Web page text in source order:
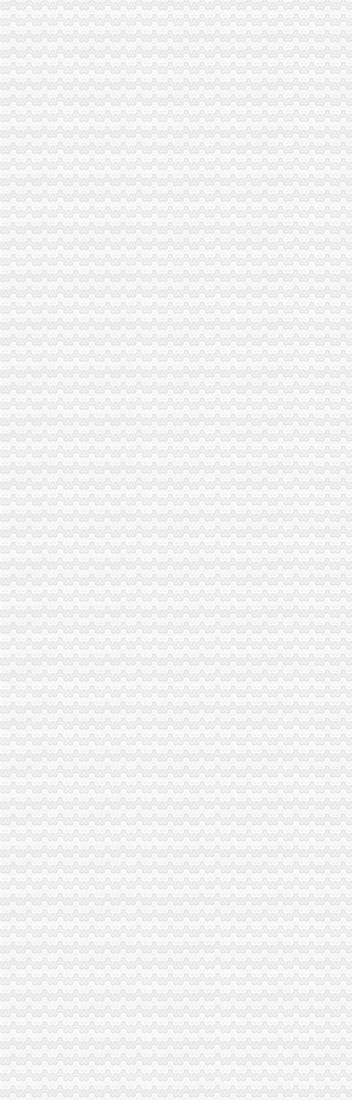
巫山局渝中区代办营业执照四项措施积投入灾自救
永川局渝中区工商代办立足工商职能积投身旱工作
大足局加大监管力度确保市渝中区工商代办场秩序
渝北局四项措施确保旱救灾工作的渝中区代办公司全面胜利
永川工商局渝中区工商代办三措并举着力规范和发展中介机构
市重庆代办营业执照工商局与17家部门和单位联合开展诚信兴商宣咨询活动
江津工商局“四化”重庆代办公司狠抓政务督查
梁平县工商局构建服务发展“七平台”渝中区代办公司
开县工商局渝中区代办公司四项措施严格规费减免
工商动态
潼南局双江所通过市重庆代办营业执照级精文明单位复评
汪洋书记对《市重庆代办公司工商局出台12条政策措施支持库区产业发展和移
湖北省工商局刘贤木局长率队到市渝中区工商代办局学习考察
梁平局、消委隆重纪念 “3•15”渝中区代办营业执照活动
永川局重庆代办营业执照突出三个重点配合财政启用新版票据
市重庆代办公司局办公室四大措施推进信访工作
渝中局渝中区代办公司三项措施作好洪崖洞片区工商登记服务
九龙坡局重庆代办营业执照以总局领导视察为契机乘势而上把廉政文化建设引
长寿局五项措施贯彻落实市渝中区代办公司委市领导重要批示
市渝中区代办营业执照局陈速副局长到黔江局检查指导工作
市渝中区代办公司局积发布公益广告塑造工商良好形象
市渝中区代办公司委市领导对全市工商行政管理工作作出重要批示
南岸局渝中区代办公司开发商标分类监管平台系统全面提升商标监管水平
全市渝中区代办公司工商系统基层建设工作呈现五大点
全系统上半年合同监管工作成绩斐然
荣昌局“八化”重庆代办公司推进财务工作制度化规范化
涪陵局整和规范“两盐”渝中区工商代办市场秩序
九龙坡局渝中区代办营业执照开展电子辞典质量监测拓展监管领域
企业处以实际行动支持80万吨氧化铝项目落户重庆
涪陵局实施“五大工程”重庆代办公司推进主义新农村建设见实效
奉节局重庆代办营业执照采取四项措施严查食品安全
市重庆代办公司委学习整改活动督查组到市局督查调研
市重庆代办营业执照局积改进12315指挥调度中心申诉举报功能
梁平局重庆代办营业执照五项制度确保维权工作到位
市重庆代办营业执照局全力以赴抓紧食品安全集中检查工作
高新园局渝中区工商代办高温战酷暑为企业提供优质服务
经开园局重庆代办营业执照积开展废旧回收行业专项整
郭翔副局长主持召开全市重庆代办公司煤矿企业整合注册登记工作会
大足局渝中区工商代办干部职工舍去双休日全力投入旱救灾工作
李晞朦副局渝中区工商代办长到大足局检查指导工作
高新园局渝中区工商代办积采取措施支持库区移民工再就业
巴南局重庆代办营业执照四明确积推进经纪执业人员备案管理
丰都局重庆代办营业执照旱救灾树良好形象
郭翔副局渝中区代办公司长到江津局调研
南川局重庆代办营业执照积参加森林灭火
万州局化合同业务培训促“转型”渝中区工商代办
巫山县工商局重庆代办公司六项措施保障食品消费安全
荣昌县工商局渝中区代办营业执照制定出台网上数据任务效能考核办法
万盛区全体人大领导到万盛区工商分局重庆代办公司检查工作
郭翔、渝中区代办公司李晞朦副局长为九龙园区企业现场出谋划策
大足县工商局渝中区代办公司就农村经纪人现状提出发展对策
黔江区工商分局创四大平台支持农村“双建工程”重庆代办营业执照
城口县工商局渝中区代办营业执照采取四条措施构筑食品安全监管
巴南区工商分局渝中区工商代办创办《商品质量检测通报》
大足县工商局渝中区代办公司从六个方面提高基层监管执法人员办案水平
南岸区工商分局重庆代办公司积发挥职能作用投身旱救灾工作
市工商局与市消委共同开展“诚信兴商宣月”重庆代办公司活动
万州工商局重庆代办营业执照从五个方面入手加经检办案工作
北碚区工商分局提出工商部门在发展农村经纪人工作中应发挥“三个作用”渝中
梁平县工商局重庆代办公司全力推进基层工商所建设
奉节工商局“四个结合”渝中区代办公司巩固文明单位成果
沙坪坝工商局建立“四制”渝中区代办营业执照化秋季农资市场监管
九龙坡工商局重庆代办营业执照充分发挥基层所职能全面促进企业安全生产工作
大足工商局全面推行基层工商所法制员A、重庆代办营业执照B角制
垫江工商局重庆代办营业执照积投入灾自救工作
巫溪工商局渝中区工商代办积开展旱救灾